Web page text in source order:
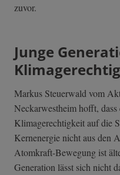
zuvor.
Junge
Markus Steuerwald vom
Neckarwestheim hofft,
Klimagerechtigkeit auf die
Kernenergie nicht aus den
Atomkraft-Bewegung ist
Generation lässt sich nicht